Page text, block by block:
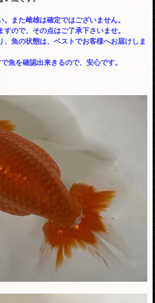
また雌雄は確定ではございません。
ので、その点はご了承下さいませ。
、魚の状態は、ベストでお客様へお届けしま
魚を確認出来きるので、安心です。